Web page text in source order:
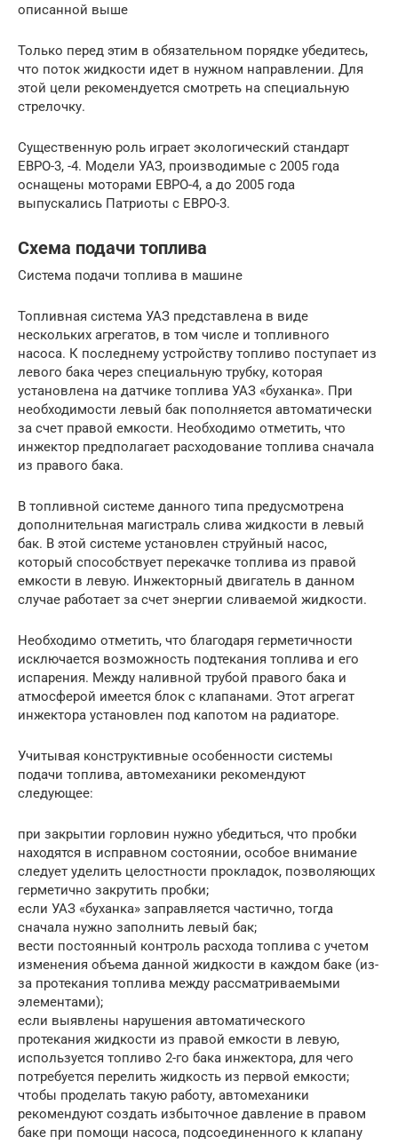
описанной выше
Только перед этим в обязательном порядке убедитесь,
что поток жидкости идет в нужном направлении. Для
этой цели рекомендуется смотреть на специальную
стрелочку.
Существенную роль играет экологический стандарт
ЕВРО-3, -4. Модели УАЗ, производимые с 2005 года
оснащены моторами ЕВРО-4, а до 2005 года
выпускались Патриоты с ЕВРО-3.
Схема подачи топлива
Система подачи топлива в машине
Топливная система УАЗ представлена в виде
нескольких агрегатов, в том числе и топливного
насоса. К последнему устройству топливо поступает из
левого бака через специальную трубку, которая
установлена на датчике топлива УАЗ «буханка». При
необходимости левый бак пополняется автоматически
за счет правой емкости. Необходимо отметить, что
инжектор предполагает расходование топлива сначала
из правого бака.
В топливной системе данного типа предусмотрена
дополнительная магистраль слива жидкости в левый
бак. В этой системе установлен струйный насос,
который способствует перекачке топлива из правой
емкости в левую. Инжекторный двигатель в данном
случае работает за счет энергии сливаемой жидкости.
Необходимо отметить, что благодаря герметичности
исключается возможность подтекания топлива и его
испарения. Между наливной трубой правого бака и
атмосферой имеется блок с клапанами. Этот агрегат
инжектора установлен под капотом на радиаторе.
Учитывая конструктивные особенности системы
подачи топлива, автомеханики рекомендуют
следующее:
при закрытии горловин нужно убедиться, что пробки
находятся в исправном состоянии, особое внимание
следует уделить целостности прокладок, позволяющих
герметично закрутить пробки;
если УАЗ «буханка» заправляется частично, тогда
сначала нужно заполнить левый бак;
вести постоянный контроль расхода топлива с учетом
изменения объема данной жидкости в каждом баке (из-
за протекания топлива между рассматриваемыми
элементами);
если выявлены нарушения автоматического
протекания жидкости из правой емкости в левую,
используется топливо 2-го бака инжектора, для чего
потребуется перелить жидкость из первой емкости;
чтобы проделать такую работу, автомеханики
рекомендуют создать избыточное давление в правом
баке при помощи насоса, подсоединенного к клапану